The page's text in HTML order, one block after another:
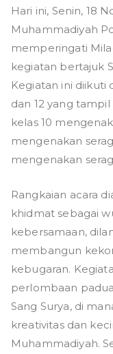
Hari ini, Senin, 18
Muhammadiyah
memperingati
kegiatan bertajuk
Kegiatan ini diikuti
dan 12 yang
kelas 10
mengenakan
mengenakan
Rangkaian acara
khidmat sebagai
kebersamaan,
membangun
kebugaran.
perlombaan
Sang Surya, di
kreativitas dan
Muhammadiyah.